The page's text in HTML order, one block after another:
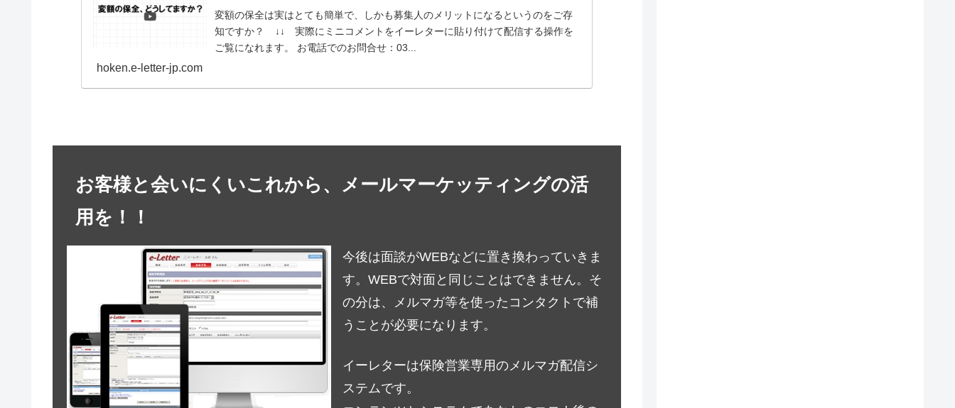
変額の保全は実はとても簡単で、しかも募集人のメリットになるというのをご存
知ですか？ ↓↓ 実際にミニコメントをイーレターに貼り付けて配信する操作を
ご覧になれます。 お電話でのお問合せ：03...
hoken.e-letter-jp.com
お客様と会いにくいこれから、メールマーケッティングの活
用を！！
今後は面談がWEBなどに置き換わっていきま
す。WEBで対面と同じことはできません。そ
の分は、メルマガ等を使ったコンタクトで補
うことが必要になります。
イーレターは保険営業専用のメルマガ配信シ
ステムです。